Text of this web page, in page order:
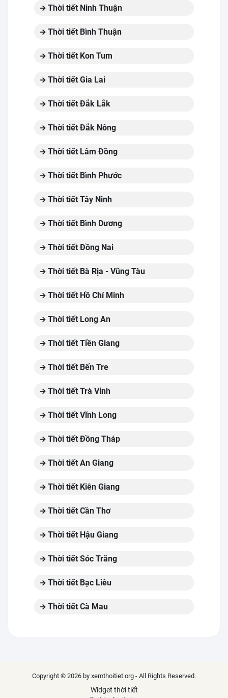
Thời tiết Ninh Thuận
Thời tiết Bình Thuận
Thời tiết Kon Tum
Thời tiết Gia Lai
Thời tiết Đắk Lắk
Thời tiết Đắk Nông
Thời tiết Lâm Đồng
Thời tiết Bình Phước
Thời tiết Tây Ninh
Thời tiết Bình Dương
Thời tiết Đồng Nai
Thời tiết Bà Rịa - Vũng Tàu
Thời tiết Hồ Chí Minh
Thời tiết Long An
Thời tiết Tiền Giang
Thời tiết Bến Tre
Thời tiết Trà Vinh
Thời tiết Vĩnh Long
Thời tiết Đồng Tháp
Thời tiết An Giang
Thời tiết Kiên Giang
Thời tiết Cần Thơ
Thời tiết Hậu Giang
Thời tiết Sóc Trăng
Thời tiết Bạc Liêu
Thời tiết Cà Mau
Copyright © 2026 by xemthoitiet.org - All Rights Reserved.
Widget thời tiết